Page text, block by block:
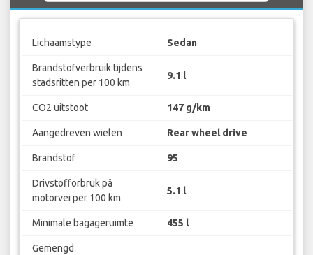
Lichaamstype Sedan
Brandstofverbruik tijdens
stadsritten per 100 km
9.1 l
CO2 uitstoot 147 g/km
Aangedreven wielen Rear wheel drive
Brandstof 95
Drivstofforbruk på
motorvei per 100 km
5.1 l
Minimale bagageruimte 455 l
Gemengd